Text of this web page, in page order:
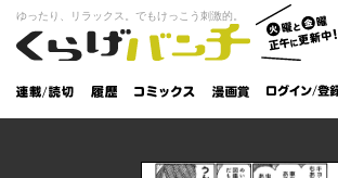
くらげバンチ
火曜と
金曜正
午に更
新中！
ゆったり、リラックス。でもけっこう刺激的。
連載/読
切
履
歴
コミック
漫画
賞
ログイン /
登録